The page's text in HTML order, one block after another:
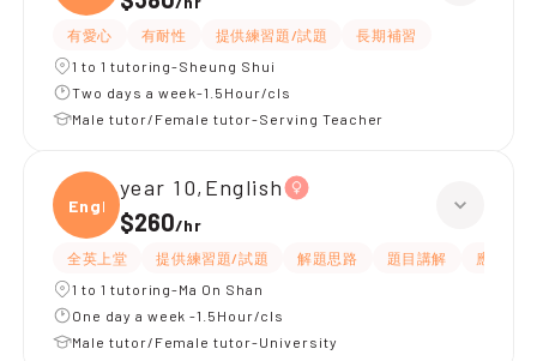
有愛心 有耐性 提供練習題/試題
長期補習
1 to 1 tutoring-Sheung Shui
Two days a week-1.5Hour/cls
Male tutor/Female tutor-Serving Teacher
Engli
year 10,English
$260/hr
全英上堂 提供練習題/試題 解題思路 題目講解
應試策略
1 to 1 tutoring-Ma On Shan
One day a week -1.5Hour/cls
Male tutor/Female tutor-University